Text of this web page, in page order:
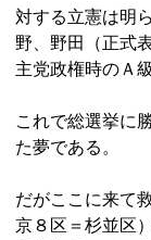
対する立憲は明
野、野田（正式
主党政権時のＡ
これで総選挙に
た夢である。
だがここに来て
京８区＝杉並区